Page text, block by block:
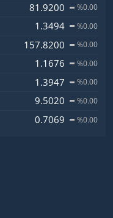
81.9200 %0.00
1.3494 %0.00
157.8200 %0.00
1.1676 %0.00
1.3947 %0.00
9.5020 %0.00
0.7069 %0.00